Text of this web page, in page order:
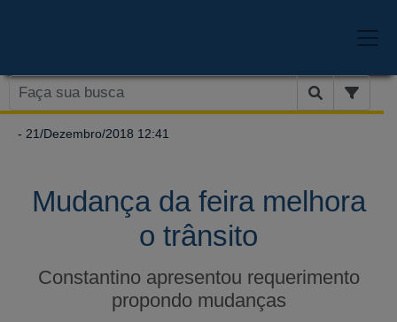
- 21/Dezembro/2018 12:41
Mudança da feira melhora
o trânsito
Constantino apresentou requerimento
propondo mudanças